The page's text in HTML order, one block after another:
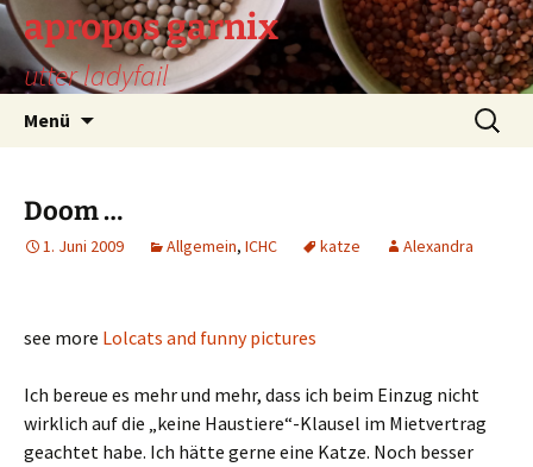
Zum
Inhalt
springen
apropos garnix
utter ladyfail
Menü
Suchen
nach:
Doom …
1. Juni 2009 Allgemein, ICHC katze Alexandra
see more Lolcats and funny pictures
Ich bereue es mehr und mehr, dass ich beim Einzug nicht
wirklich auf die „keine Haustiere“-Klausel im Mietvertrag
geachtet habe. Ich hätte gerne eine Katze. Noch besser